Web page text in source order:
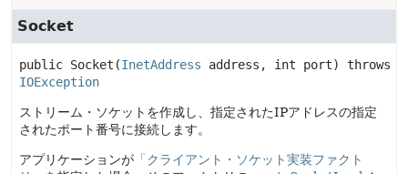
Socket
public Socket (InetAddress address, int port)
IOException
ストリーム・ソケットを作成し、指定されたIPアドレスの指定
されたポート番号に接続します。
アプリケーションが 「クライアント・ソケット実装ファクト